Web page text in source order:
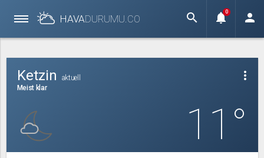
HAVADURUMU.CO search notifications
0 person
more_vert
Ketzin
aktuell
Meist klar
11°